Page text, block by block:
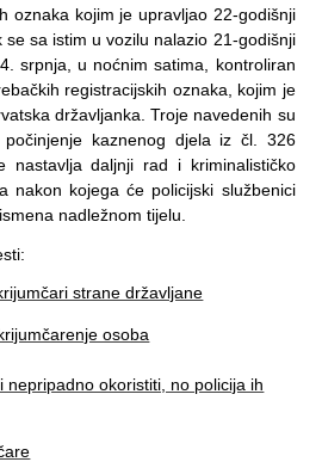
oznaka kojim je upravljao 22-godišnji
sa istim u vozilu nalazio 21-godišnji
srpnja, u noćnim satima, kontroliran
registracijskih oznaka, kojim je
državljanka. Troje navedenih su
kaznenog djela iz čl. 326
nastavlja daljnji rad i kriminalističko
nakon kojega će policijski službenici
nadležnom tijelu.
strane državljane
osoba
nepripadno okoristiti, no policija ih